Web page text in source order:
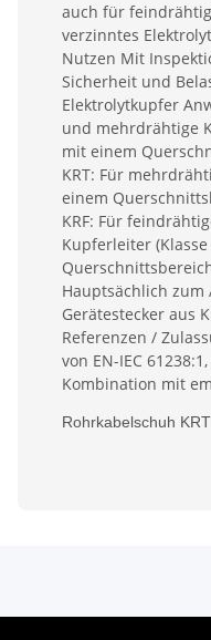
auch für
verzinntes
Nutzen Mit
Sicherheit und
Elektrolytkupfer
und mehrdrähtige
mit einem
KRT: Für
einem
KRF: Für
Kupferleiter
Hauptsächlich zum
Gerätestecker aus
Referenzen /
von EN-IEC
Kombination mit
Rohrkabelschuh